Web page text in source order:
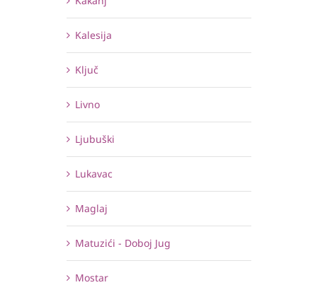
Kalesija
Ključ
Livno
Ljubuški
Lukavac
Maglaj
Matuzići - Doboj Jug
Mostar